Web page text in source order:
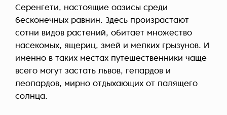
Серенгети, настоящие оазисы среди
бесконечных равнин. Здесь произрастают
сотни видов растений, обитает множество
насекомых, ящериц, змей и мелких грызунов. И
именно в таких местах путешественники чаще
всего могут застать львов, гепардов и
леопардов, мирно отдыхающих от палящего
солнца.